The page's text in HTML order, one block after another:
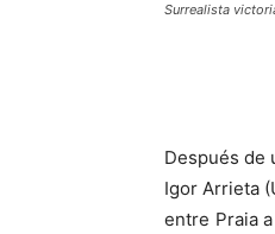
Surrealista
Después de
Igor Arrieta
entre Praia